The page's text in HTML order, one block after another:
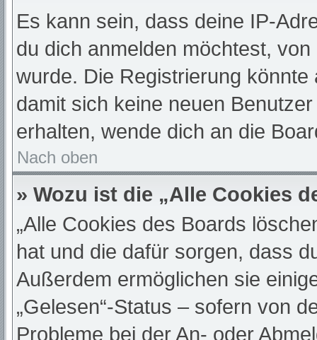
Es kann sein, dass deine IP-
du dich anmelden möchtest,
wurde. Die Registrierung
damit sich keine neuen
erhalten, wende dich an die
Nach oben
» Wozu ist die „Alle Cookies
„Alle Cookies des Boards
hat und die dafür sorgen, dass
Außerdem ermöglichen sie
„Gelesen“-Status – sofern von
Probleme bei der An- oder